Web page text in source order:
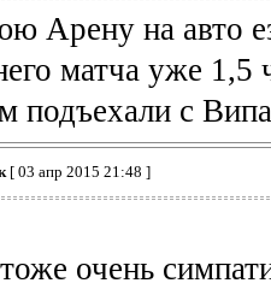
Арену на авто
матча уже 1,5
подъехали с
[ 03 апр 2015 21:48 ]
очень